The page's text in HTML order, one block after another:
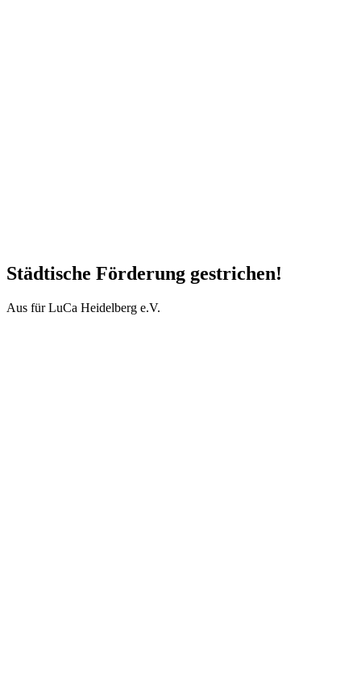
Städtische Förderung gestrichen!
Aus für LuCa Heidelberg e.V.